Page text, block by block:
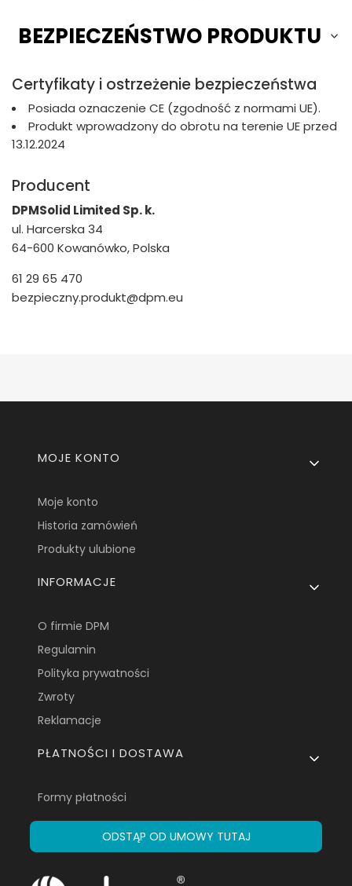
BEZPIECZEŃSTWO PRODUKTU
Certyfikaty i ostrzeżenie bezpieczeństwa
Posiada oznaczenie CE (zgodność z normami UE).
Produkt wprowadzony do obrotu na terenie UE przed
13.12.2024
Producent
DPMSolid Limited Sp. k.
ul. Harcerska 34
64-600 Kowanówko, Polska
61 29 65 470
bezpieczny.produkt@dpm.eu
Linki w stopce
MOJE KONTO
Moje konto
Historia zamówień
Produkty ulubione
INFORMACJE
O firmie DPM
Regulamin
Polityka prywatności
Zwroty
Reklamacje
PŁATNOŚCI I DOSTAWA
Formy płatności
ODSTĄP OD UMOWY TUTAJ